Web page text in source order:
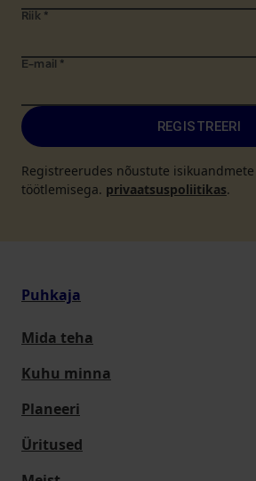
Riik *
E-mail *
REGISTREERI
Registreerudes nõustute isikuandmete
töötlemisega. privaatsuspoliitikas.
Puhkaja
Mida teha
Kuhu minna
Planeeri
Üritused